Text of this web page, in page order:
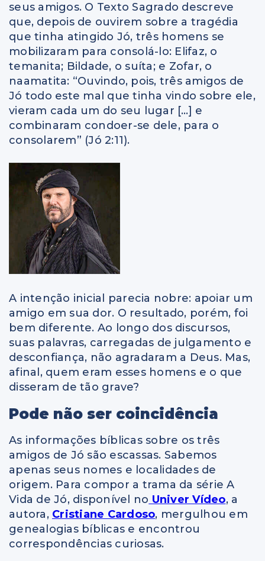
seus amigos. O Texto Sagrado descreve
que, depois de ouvirem sobre a tragédia
que tinha atingido Jó, três homens se
mobilizaram para consolá-lo: Elifaz, o
temanita; Bildade, o suíta; e Zofar, o
naamatita: “Ouvindo, pois, três amigos de
Jó todo este mal que tinha vindo sobre ele,
vieram cada um do seu lugar […] e
combinaram condoer-se dele, para o
consolarem” (Jó 2:11).
A intenção inicial parecia nobre: apoiar um
amigo em sua dor. O resultado, porém, foi
bem diferente. Ao longo dos discursos,
suas palavras, carregadas de julgamento e
desconfiança, não agradaram a Deus. Mas,
afinal, quem eram esses homens e o que
disseram de tão grave?
Pode não ser coincidência
As informações bíblicas sobre os três
amigos de Jó são escassas. Sabemos
apenas seus nomes e localidades de
origem. Para compor a trama da série A
Vida de Jó, disponível no Univer Vídeo, a
autora, Cristiane Cardoso, mergulhou em
genealogias bíblicas e encontrou
correspondências curiosas.